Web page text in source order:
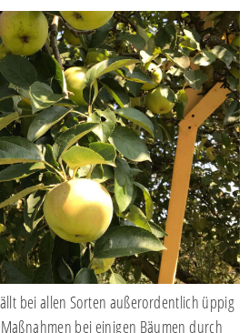
bei allen Sorten außerordentlich üppig
bei einigen Bäumen durch